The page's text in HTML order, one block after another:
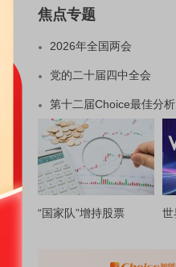
焦点专题
2026年全国两会
党的二十届四中全会
第十二届Choice最佳分
“国家队”增持股票 世